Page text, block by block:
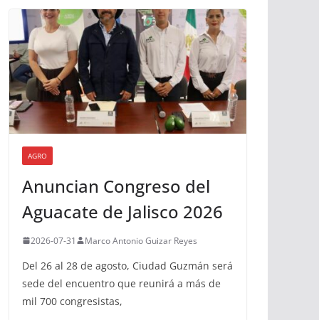
AGRO
Anuncian Congreso del
Aguacate de Jalisco 2026
2026-07-31 Marco Antonio Guizar Reyes
Del 26 al 28 de agosto, Ciudad Guzmán será
sede del encuentro que reunirá a más de
mil 700 congresistas,